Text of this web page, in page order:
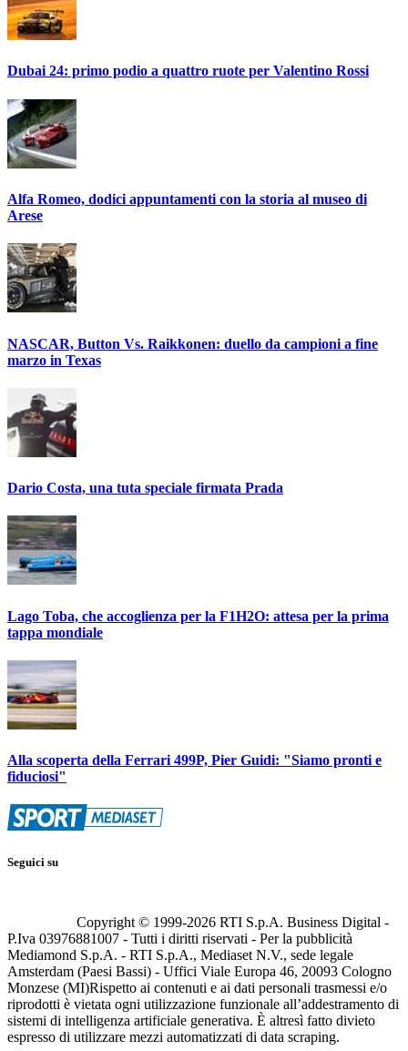
Dubai 24: primo podio a quattro ruote per Valentino Rossi
Alfa Romeo, dodici appuntamenti con la storia al museo di
Arese
NASCAR, Button Vs. Raikkonen: duello da campioni a fine
marzo in Texas
Dario Costa, una tuta speciale firmata Prada
Lago Toba, che accoglienza per la F1H2O: attesa per la prima
tappa mondiale
Alla scoperta della Ferrari 499P, Pier Guidi: "Siamo pronti e
fiduciosi"
Seguici su
Copyright © 1999-2026 RTI S.p.A. Business Digital -
P.Iva 03976881007 - Tutti i diritti riservati - Per la pubblicità
Mediamond S.p.A. - RTI S.p.A., Mediaset N.V., sede legale
Amsterdam (Paesi Bassi) - Uffici Viale Europa 46, 20093 Cologno
Monzese (MI)Rispetto ai contenuti e ai dati personali trasmessi e/o
riprodotti è vietata ogni utilizzazione funzionale all’addestramento di
sistemi di intelligenza artificiale generativa. È altresì fatto divieto
espresso di utilizzare mezzi automatizzati di data scraping.